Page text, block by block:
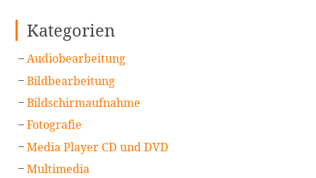
Kategorien
Audiobearbeitung
Bildbearbeitung
Bildschirmaufnahme
Fotografie
Media Player CD und DVD
Multimedia